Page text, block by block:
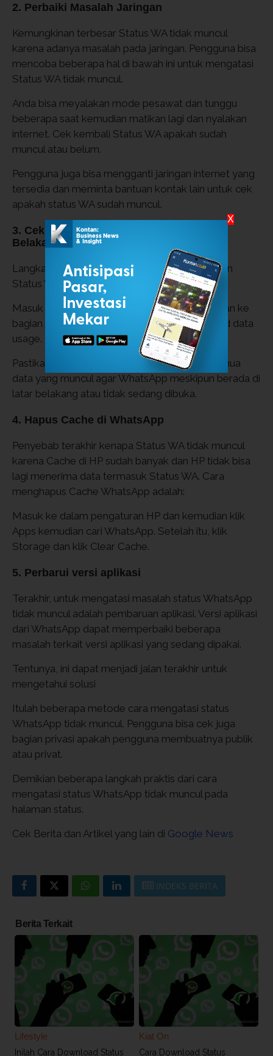
2. Perbaiki Masalah Jaringan
Kemungkinan terbesar Status WA tidak muncul
karena adanya masalah pada jaringan. Pengguna bisa
mencoba beberapa hal di bawah ini untuk mengatasi
Status WA tidak muncul.
Anda bisa meyalakan mode pesawat dan tunggu
beberapa saat kemudian matikan lagi dan nyalakan
internet. Cek kembali Status WA apakah sudah
muncul atau belum.
Pengguna juga bisa mengganti jaringan internet yang
tersedia dan meminta bantuan kontak lain untuk cek
apakah status WA sudah muncul.
3. Cek Penggunaan Data Aplikasi Latar
Belakang
Langkah ini bisa membantu untuk memunculkan
Status WA orang lain yang tidak muncul di WA.
Masuk ke pengaturan HP dan kemudian arahkan ke
bagian Apps. Cari WhatsApp dan klik Restricted data
usage.
Pastikan pengguna sudah mengisi centang semua
data yang muncul agar WhatsApp meskipun berada di
latar belakang atau tidak sedang dibuka.
4. Hapus Cache di WhatsApp
Penyebab terakhir kenapa Status WA tidak muncul
karena Cache di HP sudah banyak dan HP tidak bisa
lagi menerima data termasuk Status WA. Cara
menghapus Cache WhatsApp adalah:
Masuk ke dalam pengaturan HP dan kemudian klik
Apps kemudian cari WhatsApp. Setelah itu, klik
Storage dan klik Clear Cache.
5. Perbarui versi aplikasi
Terakhir, untuk mengatasi masalah status WhatsApp
tidak muncul adalah pembaruan aplikasi. Versi aplikasi
dari WhatsApp dapat memperbaiki beberapa
masalah terkait versi aplikasi yang sedang dipakai.
Tentunya, ini dapat menjadi jalan terakhir untuk
mengetahui solusi
Itulah beberapa metode cara mengatasi status
WhatsApp tidak muncul. Pengguna bisa cek juga
bagian privasi apakah pengguna membuatnya publik
atau privat.
Demikian beberapa langkah praktis dari cara
mengatasi status WhatsApp tidak muncul pada
halaman status.
Cek Berita dan Artikel yang lain di Google News
INDEKS BERITA
Berita Terkait
Lifestyle
Inilah Cara Download Status
Kiat On
Cara Download Status
X